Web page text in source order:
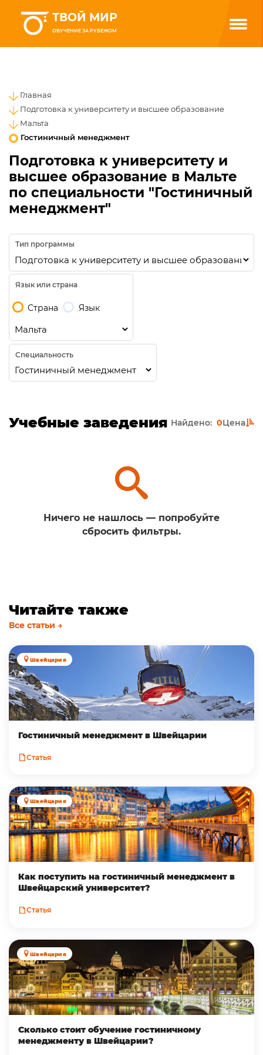
ТВОЙ МИР
ОБУЧЕНИЕ ЗА РУБЕЖОМ
Главная
Подготовка к университету и высшее образование
Мальта
Гостиничный менеджмент
Подготовка к университету и
высшее образование в Мальте
по специальности "Гостиничный
менеджмент"
Тип программы
Язык или страна
Страна Язык
Специальность
Учебные заведения Найдено: 0Цена
Ничего не нашлось — попробуйте
сбросить фильтры.
Читайте также
Все статьи →
Швейцария
Гостиничный менеджмент в Швейцарии
Статья
Швейцария
Как поступить на гостиничный менеджмент в
Швейцарский университет?
Статья
Швейцария
Сколько стоит обучение гостиничному
менеджменту в Швейцарии?